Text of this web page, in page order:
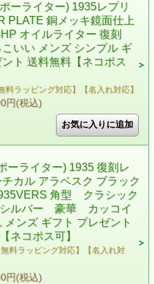
ーライター) 1935レプリ
PLATE 銅メッキ鏡面仕上
オイルライター 復刻
いい メンズ シンプル ギ
ト 送料無料【ネコポス
料ラッピング対応】【名入れ対応】
円(税込)
ーライター) 1935 復刻レ
カル アラベスク ブラック
角型 クラシック
ルバー 豪華 カッコイ
メンズ ギフト プレゼント
ネコポス可】
料ラッピング対応】【名入れ対
円(税込)